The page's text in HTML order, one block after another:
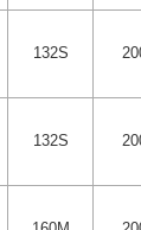
132S
132S